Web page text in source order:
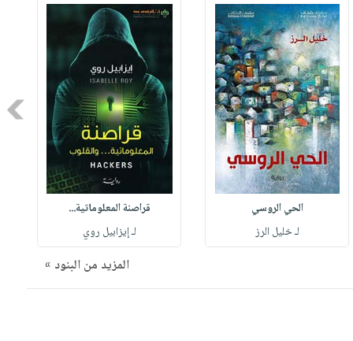
الحي الروسي
لـ خليل الرز
قراصنة المعلوماتية...
لـ إيزابيل روي
المزيد من البنود »